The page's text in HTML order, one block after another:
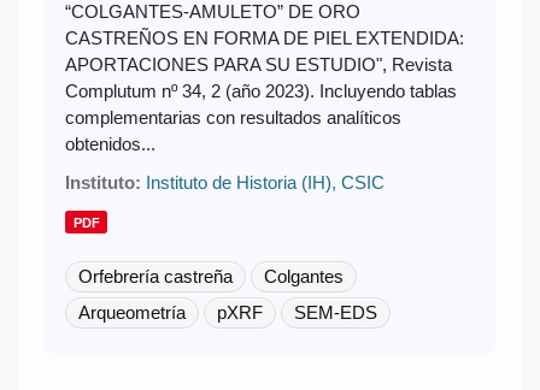
“COLGANTES-AMULETO” DE ORO
CASTREÑOS EN FORMA DE PIEL EXTENDIDA:
APORTACIONES PARA SU ESTUDIO", Revista
Complutum nº 34, 2 (año 2023). Incluyendo tablas
complementarias con resultados analíticos
obtenidos...
Instituto: Instituto de Historia (IH), CSIC
PDF
Orfebrería castreña
Colgantes
Arqueometría
pXRF SEM-EDS